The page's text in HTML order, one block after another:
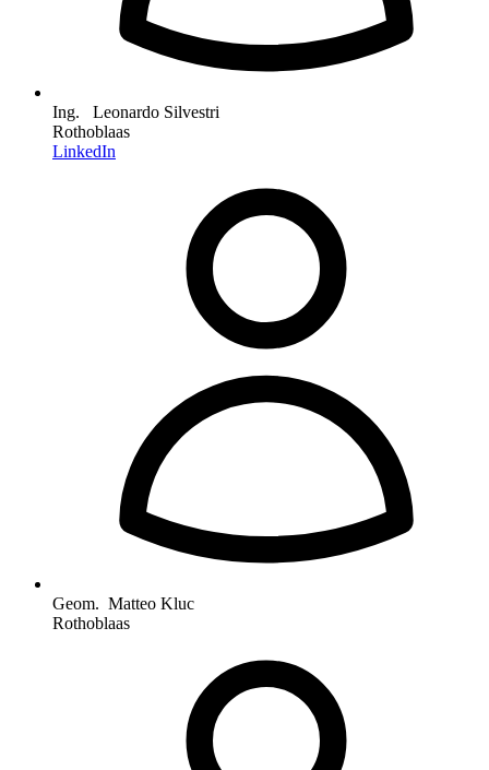
Ing. Leonardo Silvestri
Rothoblaas
LinkedIn
Geom. Matteo Kluc
Rothoblaas